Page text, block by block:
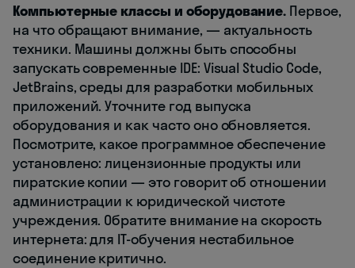
Компьютерные классы и оборудование. Первое,
на что обращают внимание, — актуальность
техники. Машины должны быть способны
запускать современные IDE: Visual Studio Code,
JetBrains, среды для разработки мобильных
приложений. Уточните год выпуска
оборудования и как часто оно обновляется.
Посмотрите, какое программное обеспечение
установлено: лицензионные продукты или
пиратские копии — это говорит об отношении
администрации к юридической чистоте
учреждения. Обратите внимание на скорость
интернета: для IT-обучения нестабильное
соединение критично.